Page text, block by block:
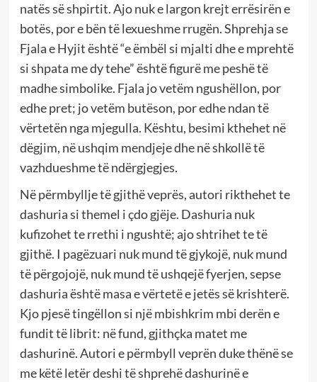
natës së shpirtit. Ajo nuk e largon krejt errësirën e
botës, por e bën të lexueshme rrugën. Shprehja se
Fjala e Hyjit është “e ëmbël si mjalti dhe e mprehtë
si shpata me dy tehe” është figurë me peshë të
madhe simbolike. Fjala jo vetëm ngushëllon, por
edhe pret; jo vetëm butëson, por edhe ndan të
vërtetën nga mjegulla. Kështu, besimi kthehet në
dëgjim, në ushqim mendjeje dhe në shkollë të
vazhdueshme të ndërgjegjes.
Në përmbyllje të gjithë veprës, autori rikthehet te
dashuria si themel i çdo gjëje. Dashuria nuk
kufizohet te rrethi i ngushtë; ajo shtrihet te të
gjithë. I pagëzuari nuk mund të gjykojë, nuk mund
të përgojojë, nuk mund të ushqejë fyerjen, sepse
dashuria është masa e vërtetë e jetës së krishterë.
Kjo pjesë tingëllon si një mbishkrim mbi derën e
fundit të librit: në fund, gjithçka matet me
dashurinë. Autori e përmbyll veprën duke thënë se
me këtë letër deshi të shprehë dashurinë e